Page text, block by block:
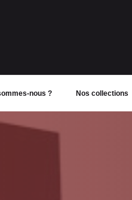
nous ? Nos collections